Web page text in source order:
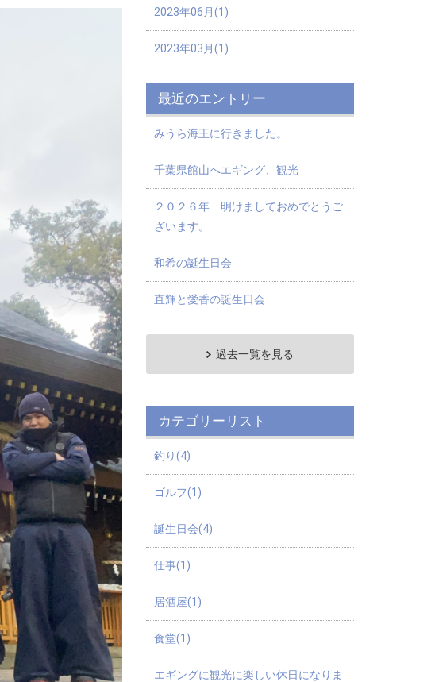
2023年06月(1)
2023年03月(1)
最近のエントリー
みうら海王に行きました。
千葉県館山へエギング、観光
２０２６年 明けましておめでとうご
ざいます。
和希の誕生日会
直輝と愛香の誕生日会
過去一覧を見る
カテゴリーリスト
釣り(4)
ゴルフ(1)
誕生日会(4)
仕事(1)
居酒屋(1)
食堂(1)
エギングに観光に楽しい休日になりま